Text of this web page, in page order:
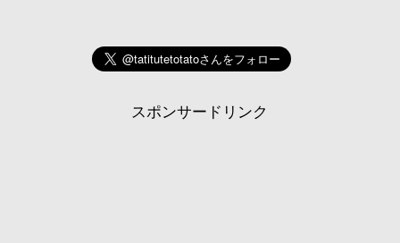
スポンサードリンク